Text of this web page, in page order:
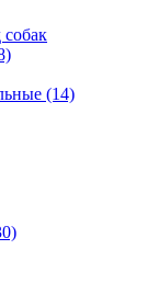
(14)